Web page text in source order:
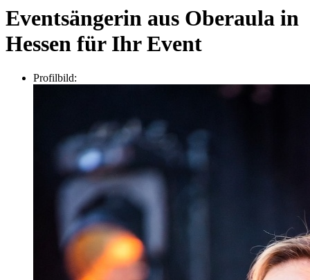
Eventsängerin aus Oberaula in
Hessen für Ihr Event
Profilbild: